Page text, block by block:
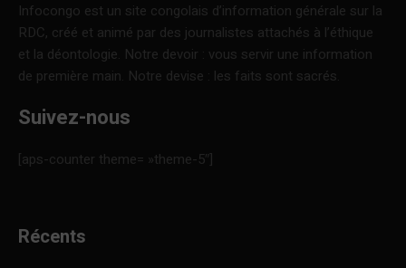
Infocongo est un site congolais d’information générale sur la
RDC, créé et animé par des journalistes attachés à l’éthique
et la déontologie. Notre devoir : vous servir une information
de première main. Notre devise : les faits sont sacrés.
Suivez-nous
[aps-counter theme= »theme-5″]
Récents